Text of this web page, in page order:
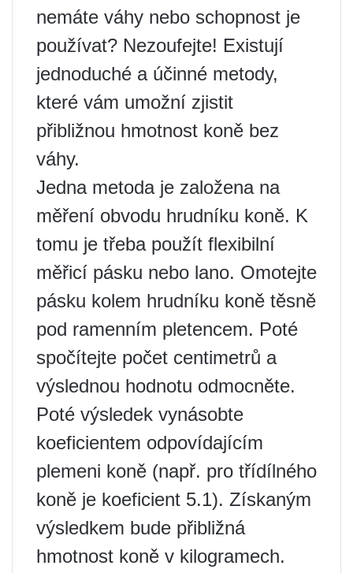
nemáte váhy nebo schopnost je
používat? Nezoufejte! Existují
jednoduché a účinné metody,
které vám umožní zjistit
přibližnou hmotnost koně bez
váhy.
Jedna metoda je založena na
měření obvodu hrudníku koně. K
tomu je třeba použít flexibilní
měřicí pásku nebo lano. Omotejte
pásku kolem hrudníku koně těsně
pod ramenním pletencem. Poté
spočítejte počet centimetrů a
výslednou hodnotu odmocněte.
Poté výsledek vynásobte
koeficientem odpovídajícím
plemeni koně (např. pro třídílného
koně je koeficient 5.1). Získaným
výsledkem bude přibližná
hmotnost koně v kilogramech.